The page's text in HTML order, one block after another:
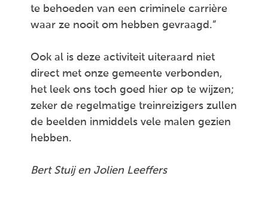
te behoeden van een criminele carrière
waar ze nooit om hebben gevraagd.”
Ook al is deze activiteit uiteraard niet
direct met onze gemeente verbonden,
het leek ons toch goed hier op te wijzen;
zeker de regelmatige treinreizigers zullen
de beelden inmiddels vele malen gezien
hebben.
Bert Stuij en Jolien Leeffers